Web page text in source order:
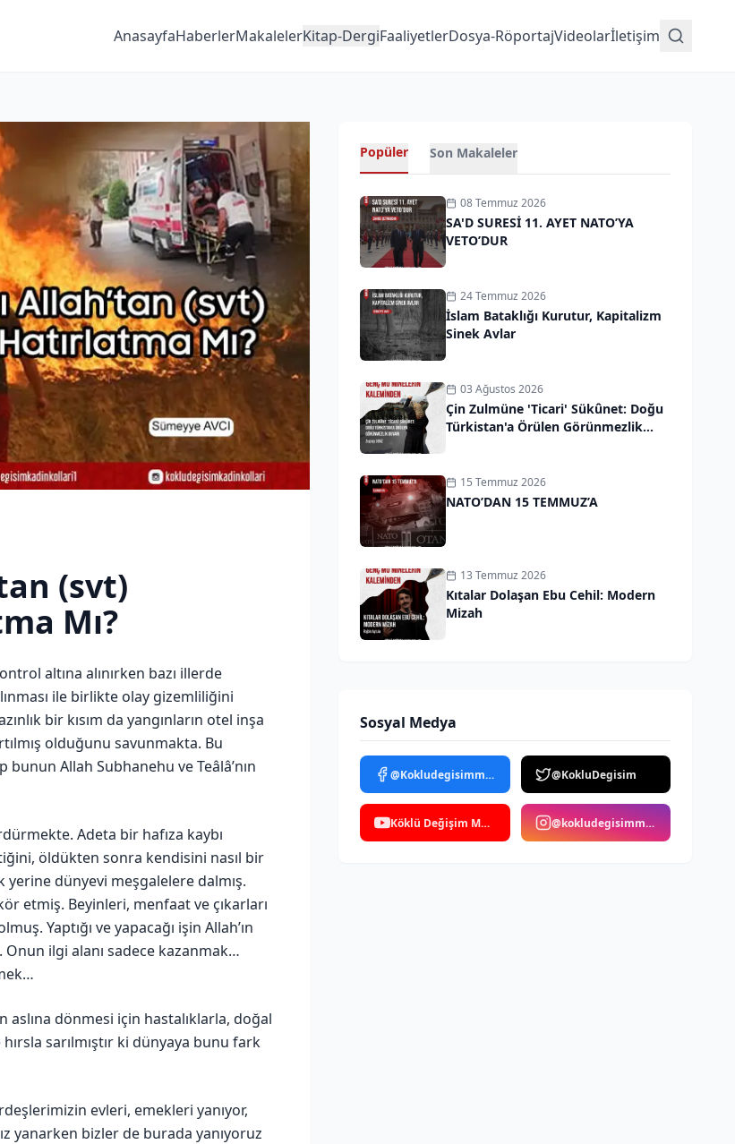
AnasayfaHaberlerMakalelerKitap-DergiFaaliyetlerDosya-RöportajVideolarİletişim
(svt)
Mı?
altına alınırken bazı illerde
ile birlikte olay gizemliliğini
bir kısım da yangınların otel inşa
olduğunu savunmakta. Bu
bunun Allah Subhanehu ve Teâlâ’nın
Adeta bir hafıza kaybı
öldükten sonra kendisini nasıl bir
dünyevi meşgalelere dalmış.
etmiş. Beyinleri, menfaat ve çıkarları
Yaptığı ve yapacağı işin Allah’ın
ilgi alanı sadece kazanmak…
dönmesi için hastalıklarla, doğal
sarılmıştır ki dünyaya bunu fark
evleri, emekleri yanıyor,
yanarken bizler de burada yanıyoruz
Popüler Son Makaleler
08 Temmuz 2026
SA'D SURESİ 11. AYET NATO’YA
VETO’DUR
24 Temmuz 2026
İslam Bataklığı Kurutur, Kapitalizm
Sinek Avlar
03 Ağustos 2026
Çin Zulmüne 'Ticari' Sükûnet: Doğu
Türkistan'a Örülen Görünmezlik
15 Temmuz 2026
NATO’DAN 15 TEMMUZ’A
13 Temmuz 2026
Kıtalar Dolaşan Ebu Cehil: Modern
Mizah
Sosyal Medya
@Kokludegisimmedya @KokluDegisim
Köklü Değişim Medya @kokludegisimmedya